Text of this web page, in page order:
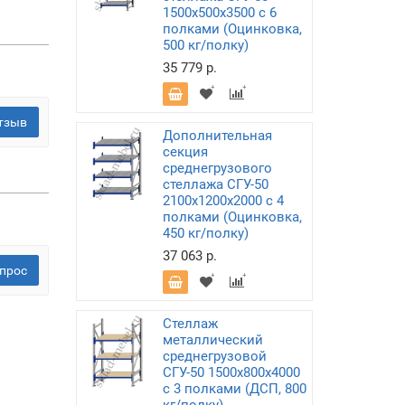
1500х500х3500 с 6
полками (Оцинковка,
500 кг/полку)
35 779 р.
Дополнительная
секция
среднегрузового
стеллажа СГУ-50
2100х1200х2000 с 4
полками (Оцинковка,
450 кг/полку)
37 063 р.
Стеллаж
металлический
среднегрузовой
СГУ-50 1500х800х4000
с 3 полками (ДСП, 800